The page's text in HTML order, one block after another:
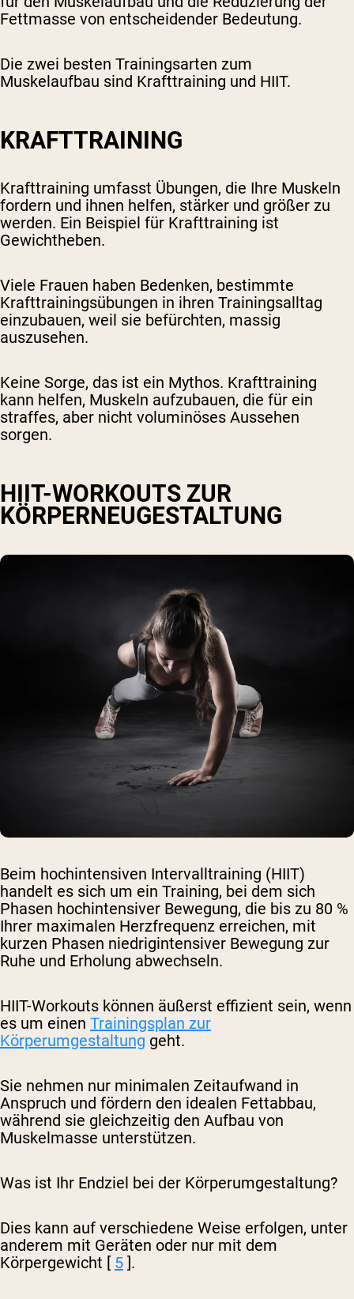
Fettmasse von entscheidender Bedeutung.
Die zwei besten Trainingsarten zum
Muskelaufbau sind Krafttraining und HIIT.
KRAFTTRAINING
Krafttraining umfasst Übungen, die Ihre Muskeln
fordern und ihnen helfen, stärker und größer zu
werden. Ein Beispiel für Krafttraining ist
Gewichtheben.
Viele Frauen haben Bedenken, bestimmte
Krafttrainingsübungen in ihren Trainingsalltag
einzubauen, weil sie befürchten, massig
auszusehen.
Keine Sorge, das ist ein Mythos. Krafttraining
kann helfen, Muskeln aufzubauen, die für ein
straffes, aber nicht voluminöses Aussehen
sorgen.
HIIT-WORKOUTS ZUR
KÖRPERNEUGESTALTUNG
Beim hochintensiven Intervalltraining (HIIT)
handelt es sich um ein Training, bei dem sich
Phasen hochintensiver Bewegung, die bis zu 80 %
Ihrer maximalen Herzfrequenz erreichen, mit
kurzen Phasen niedrigintensiver Bewegung zur
Ruhe und Erholung abwechseln.
HIIT-Workouts können äußerst effizient sein, wenn
es um einen Trainingsplan zur
Körperumgestaltung geht.
Sie nehmen nur minimalen Zeitaufwand in
Anspruch und fördern den idealen Fettabbau,
während sie gleichzeitig den Aufbau von
Muskelmasse unterstützen.
Was ist Ihr Endziel bei der Körperumgestaltung?
Dies kann auf verschiedene Weise erfolgen, unter
anderem mit Geräten oder nur mit dem
Körpergewicht [ 5 ].